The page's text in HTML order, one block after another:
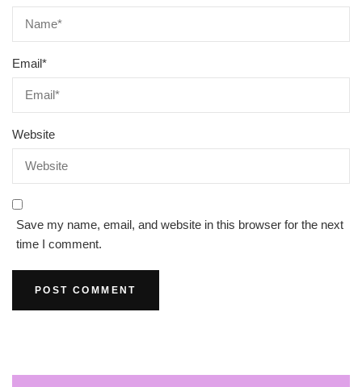
Email*
Website
Save my name, email, and website in this browser for the next
time I comment.